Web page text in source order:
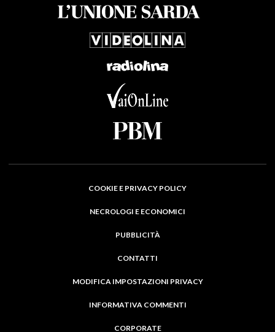
COOKIE E PRIVACY POLICY
NECROLOGI E ECONOMICI
PUBBLICITÀ
CONTATTI
MODIFICA IMPOSTAZIONI PRIVACY
INFORMATIVA COMMENTI
CORPORATE